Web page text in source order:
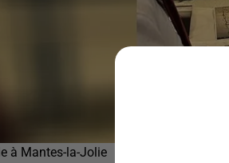
à Mantes-la-Jolie